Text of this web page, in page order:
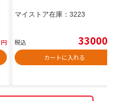
円
マイストア在庫： 3223
税込 33000
カートに入れる